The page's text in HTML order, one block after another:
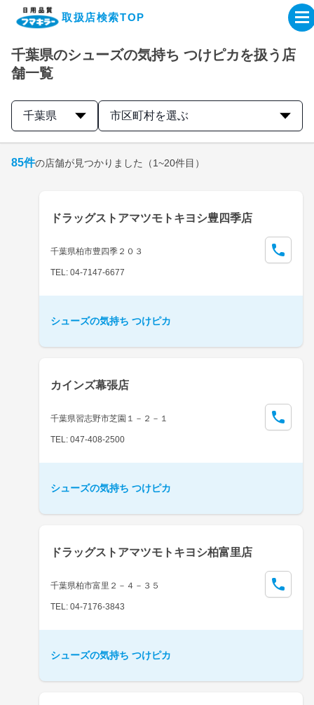
取扱店検索TOP
企業・IR情報サイト
製品情報サイト
取扱店検索はこちら
千葉県のシューズの気持ち つけピカを扱う店
舗一覧
千葉県 市区町村を選ぶ
85件の店舗が見つかりました （1~20件目）
ドラッグストアマツモトキヨシ豊四季店
千葉県柏市豊四季２０３
TEL: 04-7147-6677
シューズの気持ち つけピカ
カインズ幕張店
千葉県習志野市芝園１－２－１
TEL: 047-408-2500
シューズの気持ち つけピカ
ドラッグストアマツモトキヨシ柏富里店
千葉県柏市富里２－４－３５
TEL: 04-7176-3843
シューズの気持ち つけピカ